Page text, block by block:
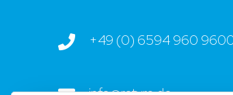
+49 (0) 6594 960